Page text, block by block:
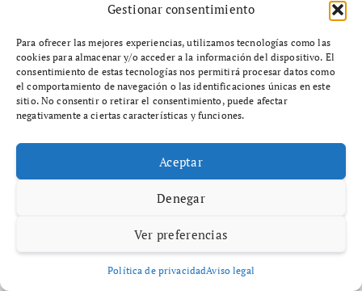
Gestionar consentimiento
Para ofrecer las mejores experiencias, utilizamos tecnologías como las
cookies para almacenar y/o acceder a la información del dispositivo. El
consentimiento de estas tecnologías nos permitirá procesar datos como
el comportamiento de navegación o las identificaciones únicas en este
sitio. No consentir o retirar el consentimiento, puede afectar
negativamente a ciertas características y funciones.
Aceptar
Denegar
Ver preferencias
Política de privacidadAviso legal
a
s
zonas de ventas y por qué son importantes
para tu negocio? Las zonas…
Deja una respuesta
Tu dirección de correo electrónico no será publicada.
campos obligatorios están marcados con
Comentario*